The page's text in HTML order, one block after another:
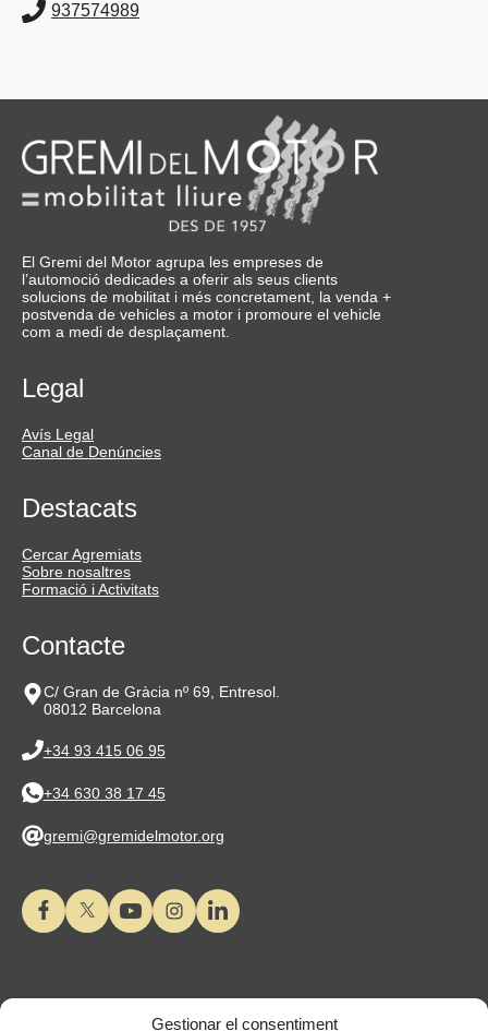
Gestionar el consentiment
937574989
El Gremi del Motor agrupa les empreses de
l’automoció dedicades a oferir als seus clients
solucions de mobilitat i més concretament, la venda +
postvenda de vehicles a motor i promoure el vehicle
com a medi de desplaçament.
Legal
Avís Legal
Canal de Denúncies
Destacats
Cercar Agremiats
Sobre nosaltres
Formació i Activitats
Contacte
C/ Gran de Gràcia nº 69, Entresol.
08012 Barcelona
+34 93 415 06 95
+34 630 38 17 45
gremi@gremidelmotor.org